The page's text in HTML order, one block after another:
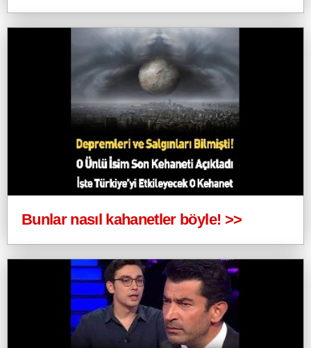
Bunlar nasıl kahanetler böyle! >>